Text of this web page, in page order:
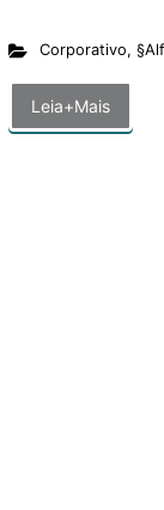
Corporativo,
Leia+Mais